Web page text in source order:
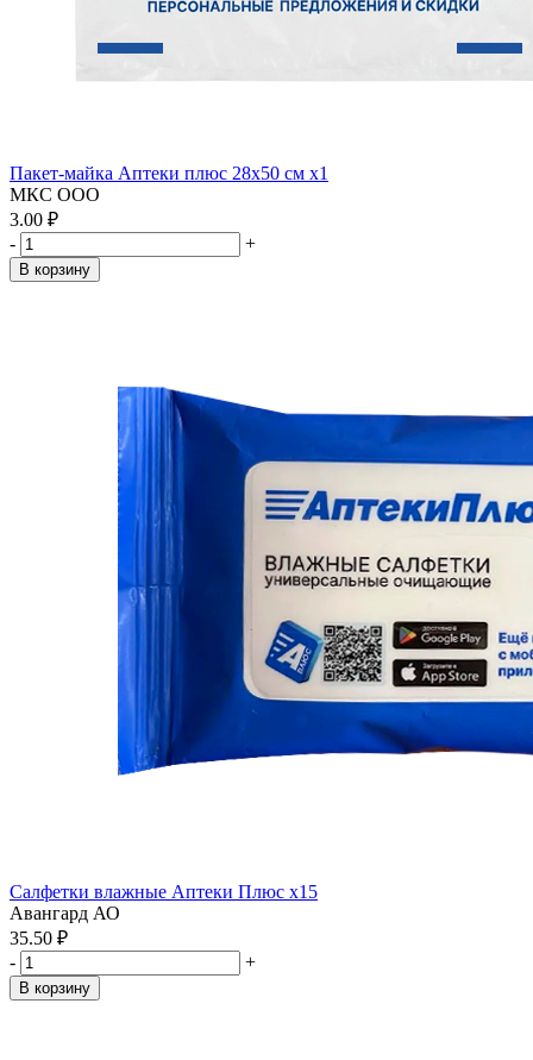
Пакет-майка Аптеки плюс 28х50 см x1
МКС ООО
3.00 ₽
-
+
В корзину
Салфетки влажные Аптеки Плюс x15
Авангард АО
35.50 ₽
-
+
В корзину